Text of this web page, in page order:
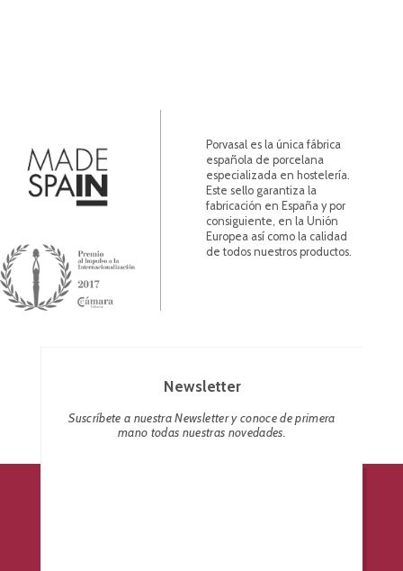
Porvasal es la única fábrica
española de porcelana
especializada en hostelería.
Este sello garantiza la
fabricación en España y por
consiguiente, en la Unión
Europea así como la calidad
de todos nuestros productos.
Newsletter
Suscríbete a nuestra Newsletter y conoce de primera
mano todas nuestras novedades.